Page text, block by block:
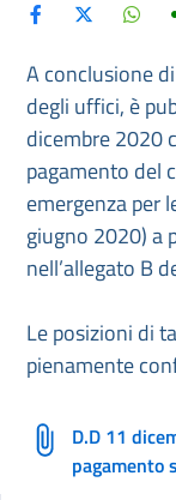
A conclusione
degli uffici, è
dicembre 2020
pagamento del
emergenza per
giugno 2020) a
nell’allegato B
Le posizioni di
pienamente
D.D 11
pagamento